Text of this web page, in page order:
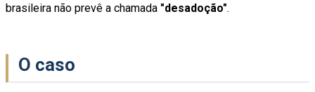
brasileira não prevê a chamada "desadoção".
O caso